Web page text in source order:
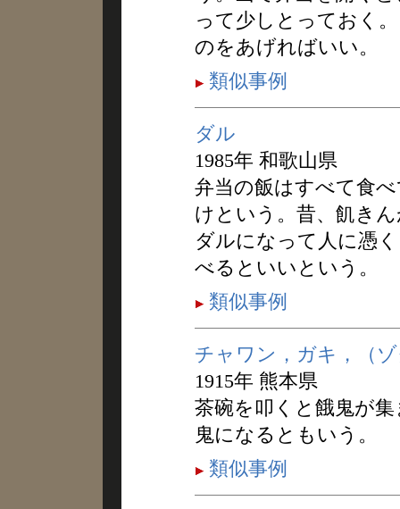
って少しとっておく
のをあげればいい。
類似事例
ダル
1985年 和歌山県
弁当の飯はすべて食
けという。昔、飢き
ダルになって人に憑
べるといいという。
類似事例
チャワン，ガキ，（
1915年 熊本県
茶碗を叩くと餓鬼が
鬼になるともいう。
類似事例